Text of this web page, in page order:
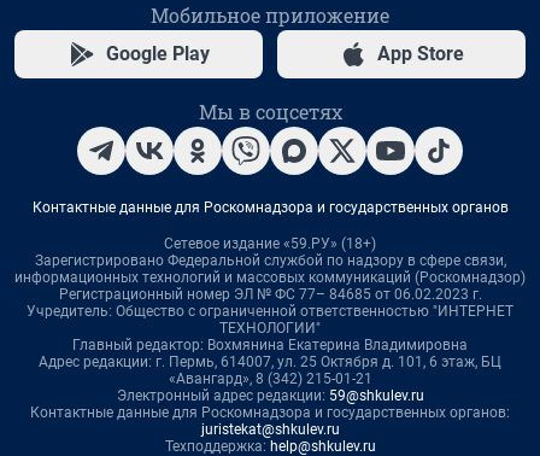
Мобильное приложение
Google Play App Store
Мы в соцсетях
Контактные данные для Роскомнадзора и государственных органов
Сетевое издание «59.РУ» (18+)
Зарегистрировано Федеральной службой по надзору в сфере связи,
информационных технологий и массовых коммуникаций (Роскомнадзор)
Регистрационный номер ЭЛ № ФС 77– 84685 от 06.02.2023 г.
Учредитель: Общество с ограниченной ответственностью "ИНТЕРНЕТ
ТЕХНОЛОГИИ"
Главный редактор: Вохмянина Екатерина Владимировна
Адрес редакции: г. Пермь, 614007, ул. 25 Октября д. 101, 6 этаж, БЦ
«Авангард», 8 (342) 215-01-21
Электронный адрес редакции: 59@shkulev.ru
Контактные данные для Роскомнадзора и государственных органов:
juristekat@shkulev.ru
Техподдержка: help@shkulev.ru